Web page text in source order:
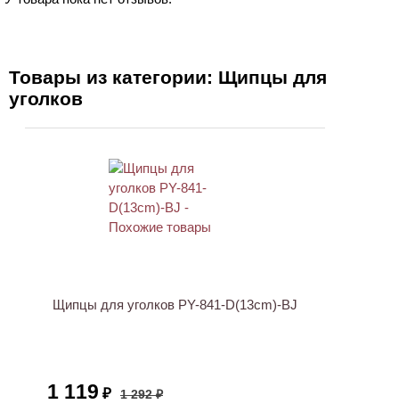
Товары из категории: Щипцы для
уголков
Щипцы для уголков PY-841-D(13cm)-BJ
1 119 ₽ 1 292 ₽